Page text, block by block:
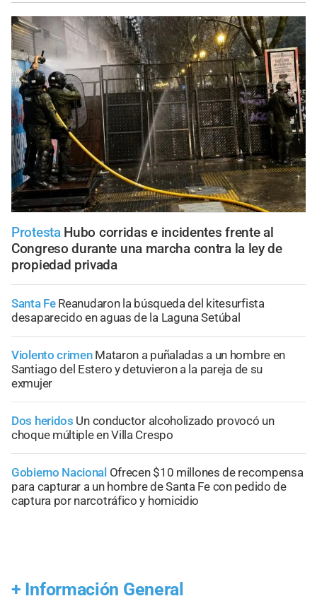
Protesta Hubo corridas e incidentes frente al
Congreso durante una marcha contra la ley de
propiedad privada
Santa Fe Reanudaron la búsqueda del kitesurfista
desaparecido en aguas de la Laguna Setúbal
Violento crimen Mataron a puñaladas a un hombre en
Santiago del Estero y detuvieron a la pareja de su
exmujer
Dos heridos Un conductor alcoholizado provocó un
choque múltiple en Villa Crespo
Gobierno Nacional Ofrecen $10 millones de recompensa
para capturar a un hombre de Santa Fe con pedido de
captura por narcotráfico y homicidio
+ Información General